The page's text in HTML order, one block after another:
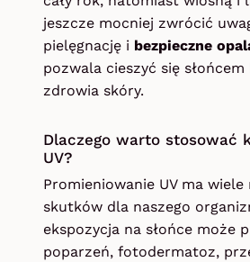
jeszcze mocniej zwrócić
pielęgnację i bezpieczne
pozwala cieszyć się
zdrowia skóry.
Dlaczego warto stosować
UV?
Promieniowanie UV ma
skutków dla naszego
ekspozycja na słońce może
poparzeń, fotodermatoz,